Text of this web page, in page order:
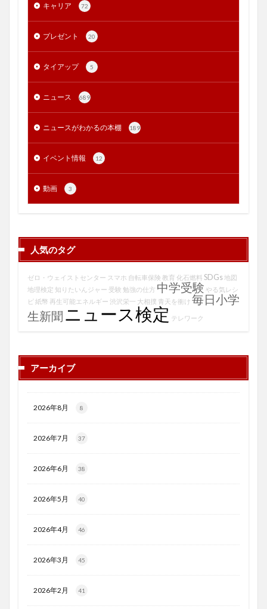
キャリア 72
プレゼント 20
タイアップ 5
ニュース 689
ニュースがわかるの本棚 189
イベント情報 12
動画 3
人気のタグ
ゼロ・ウェイストセンター スマホ 自転車保険 教育 化石燃料 SDGs 地図
地理検定 知りたいんジャー 受験 勉強の仕方 中学受験 やる気レシ
ピ 紙幣 再生可能エネルギー 渋沢栄一 大相撲 青天を衝け 毎日小学
生新聞 ニュース検定 テレワーク
アーカイブ
2026年8月 8
2026年7月 37
2026年6月 38
2026年5月 40
2026年4月 46
2026年3月 45
2026年2月 41